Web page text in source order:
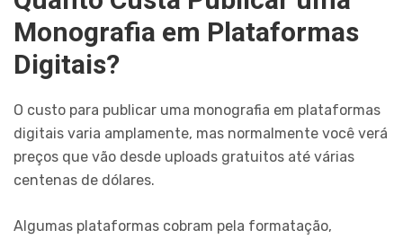
Monografia em Plataformas
Digitais?
O custo para publicar uma monografia em plataformas
digitais varia amplamente, mas normalmente você verá
preços que vão desde uploads gratuitos até várias
centenas de dólares.
Algumas plataformas cobram pela formatação,